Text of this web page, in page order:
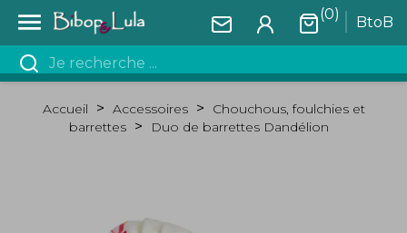
 BtoB
(0)
Accueil Accessoires
Chouchous, foulchies et
barrettes
Duo de barrettes Dandélion